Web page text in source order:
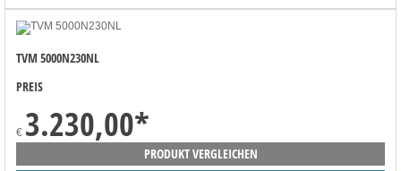
TVM 5000N230NL
PREIS
€ 3.230,00*
PRODUKT VERGLEICHEN